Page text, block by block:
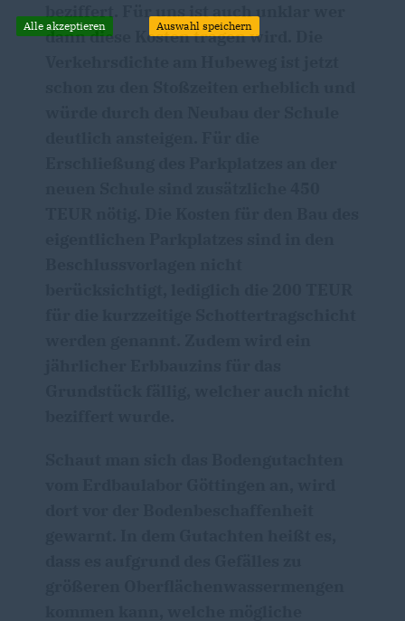
beziffert. Für uns ist auch unklar wer
dann diese Kosten tragen wird. Die
Alle akzeptieren Auswahl speichern